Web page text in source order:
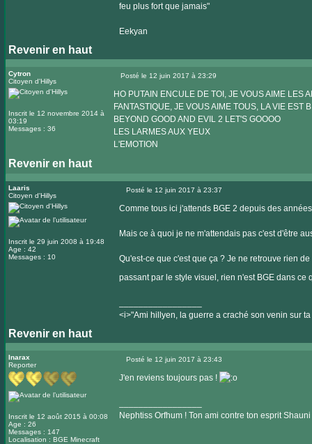
feu plus fort que jamais"
Eekyan
Revenir en haut
Cytron
Citoyen d'Hillys
Inscrit le 12 novembre 2014 à
03:19
Messages : 36
Posté le 12 juin 2017 à 23:29
HO PUTAIN ENCULE DE TOI, JE VOUS AIME LES
FANTASTIQUE, JE VOUS AIME TOUS, LA VIE EST
BEYOND GOOD AND EVIL 2 LET'S GOOOO
LES LARMES AUX YEUX
L'EMOTION
Revenir en haut
Laaris
Citoyen d'Hillys
Inscrit le 29 juin 2008 à 19:48
Age : 42
Messages : 10
Posté le 12 juin 2017 à 23:37
Comme tous ici j'attends BGE 2 depuis des
Mais ce à quoi je ne m'attendais pas c'est d'être
Qu'est-ce que c'est que ça ? Je ne retrouve rien
passant par le style visuel, rien n'est BGE dans ce
<i>"Ami hillyen, la guerre a craché son venin sur
Revenir en haut
Inarax
Reporter
Inscrit le 12 août 2015 à 00:08
Age : 26
Messages : 147
Localisation : BGE Minecraft
Posté le 12 juin 2017 à 23:43
J'en reviens toujours pas !
Nephtiss Orfhum ! Ton ami contre ton esprit Shauni